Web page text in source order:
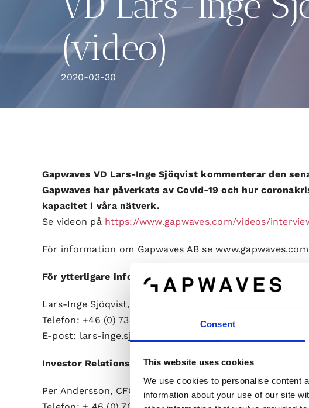
Consent
This website uses cookies
We use cookies to personalise content
information about your use of our site
(video)
2020-03-30
Gapwaves VD Lars-Inge Sjöqvist kommenterar den
Gapwaves har påverkats av Covid-19 och hur
kapacitet i våra nätverk.
Se videon på https://www.gapwaves.com/videos/
För information om Gapwaves AB se www.gapwaves.com
För ytterligare information kontakta:
Lars-Inge Sjöqvist, VD, Gapwaves
Telefon: +46 (0) 736 84 03 56
E-post: lars-inge.sjoqvist@gapwaves.com
Investor Relations
Per Andersson, CFO